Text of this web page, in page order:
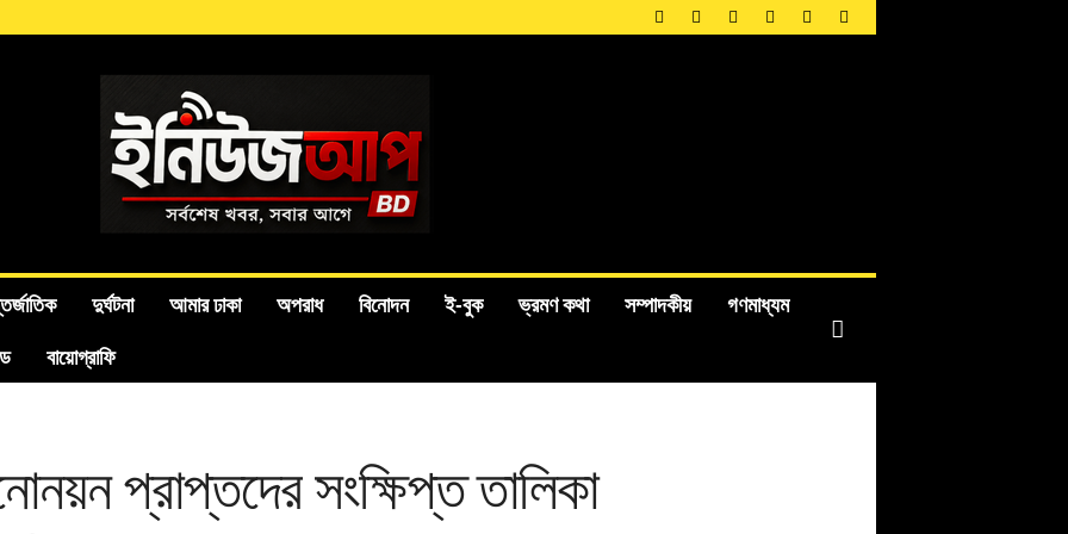
দুর্ঘটনা আমার ঢাকা অপরাধ বিনোদন ই-বুক ভ্রমণ কথা সম্পাদকীয়
গণমাধ্যম
বায়োগ্রাফি
প্রাপ্তদের সংক্ষিপ্ত তালিকা